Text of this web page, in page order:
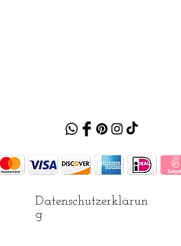
Datenschutzerklärun
g